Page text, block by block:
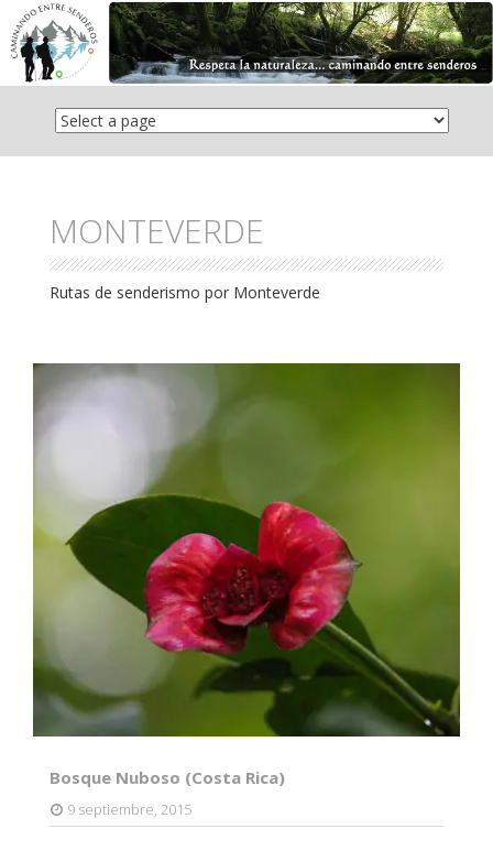
Saltar
contenido
MONTEVERDE
Rutas de senderismo por Monteverde
Bosque Nuboso (Costa Rica)
9 septiembre, 2015